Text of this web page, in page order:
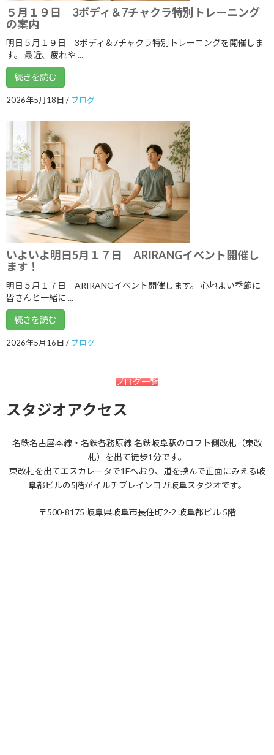
2021年3月
2021年2月
2021年1月
2020年12月
2020年9月
2020年8月
2020年7月
2020年6月
2020年5月
2020年4月
2020年3月
2020年2月
2020年1月
2019年12月
2019年9月
2019年7月
2019年6月
2019年5月
2019年4月
５月１９日 3ボディ＆7チャクラ特別トレーニング
の案内
明日５月１９日 3ボディ＆7チャクラ特別トレーニングを開催しま
す。 最近、疲れや ...
続きを読む
2026年5月18日 / ブログ
いよいよ明日5月１７日 ARIRANGイベント開催し
ます！
明日５月１７日 ARIRANGイベント開催します。 心地よい季節に
皆さんと一緒に ...
続きを読む
2026年5月16日 / ブログ
ブログ一覧
スタジオアクセス
名鉄名古屋本線・名鉄各務原線 名鉄岐阜駅のロフト側改札（東改
札）を出て徒歩1分です。
東改札を出てエスカレータで1Fへおり、道を挟んで正面にみえる岐
阜都ビルの5階がイルチブレインヨガ岐阜スタジオです。
〒500-8175 岐阜県岐阜市長住町2-2 岐阜都ビル 5階